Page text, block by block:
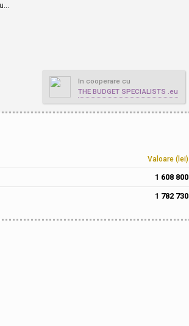
In cooperare cu
THE BUDGET SPECIALISTS .eu
Valoare (lei)
1 608 800
1 782 730